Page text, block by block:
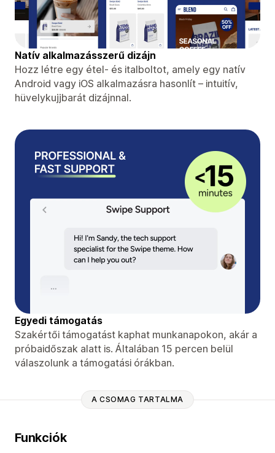
Natív alkalmazásszerű dizájn
Hozz létre egy étel- és italboltot, amely egy natív
Android vagy iOS alkalmazásra hasonlít – intuitív,
hüvelykujjbarát dizájnnal.
Egyedi támogatás
Szakértői támogatást kaphat munkanapokon, akár a
próbaidőszak alatt is. Általában 15 percen belül
válaszolunk a támogatási órákban.
A CSOMAG TARTALMA
Funkciók